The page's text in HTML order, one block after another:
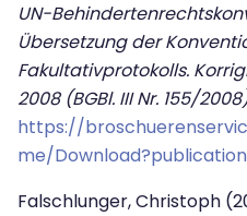
UN-
Übersetzung der
Fakultativprotokolls.
2008 (BGBl. III Nr. 155/
https://
me/
Falschlunger, Christoph